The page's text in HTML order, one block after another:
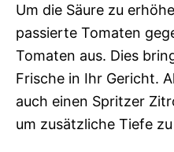
Um die Säure zu
passierte Tomaten
Tomaten aus. Dies
Frische in Ihr Gericht.
auch einen Spritzer
um zusätzliche Tiefe